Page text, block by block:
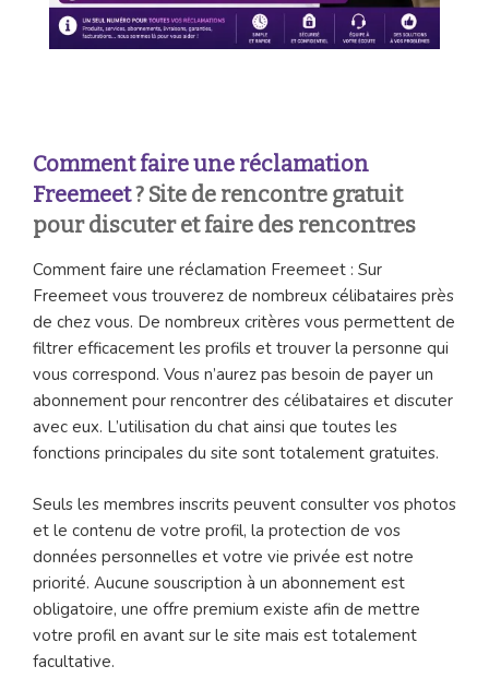
Comment faire une réclamation
Freemeet? Site de rencontre gratuit
pour discuter et faire des rencontres
Comment faire une réclamation Freemeet : Sur
Freemeet vous trouverez de nombreux célibataires près
de chez vous. De nombreux critères vous permettent de
filtrer efficacement les profils et trouver la personne qui
vous correspond. Vous n’aurez pas besoin de payer un
abonnement pour rencontrer des célibataires et discuter
avec eux. L’utilisation du chat ainsi que toutes les
fonctions principales du site sont totalement gratuites.
Seuls les membres inscrits peuvent consulter vos photos
et le contenu de votre profil, la protection de vos
données personnelles et votre vie privée est notre
priorité. Aucune souscription à un abonnement est
obligatoire, une offre premium existe afin de mettre
votre profil en avant sur le site mais est totalement
facultative.